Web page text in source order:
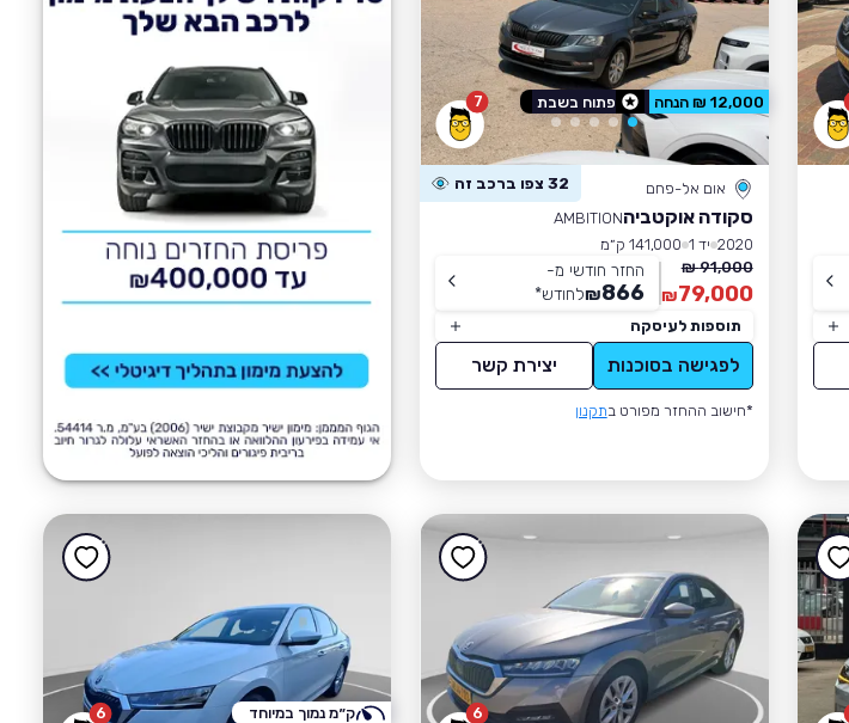
7
אום אל-פחם 32 צפו ברכב זה
סקודה אוקטביהAMBITION
2020 יד 1
141,000 ק״מ
91,000 ₪
79,000
₪
החזר חודשי מ-
866
₪לחודש*
תוספות לעיסקה
לפגישה בסוכנות יצירת קשר
*חישוב ההחזר מפורט בתקנון
12,000 ₪ הנחה פתוח בשבת
6
6 ק״מ נמוך במיוחד